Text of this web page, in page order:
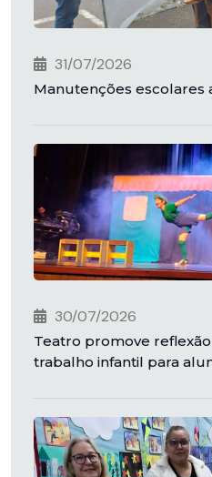
31/07/2026
Manutenções escolares
30/07/2026
Teatro promove
trabalho infantil para